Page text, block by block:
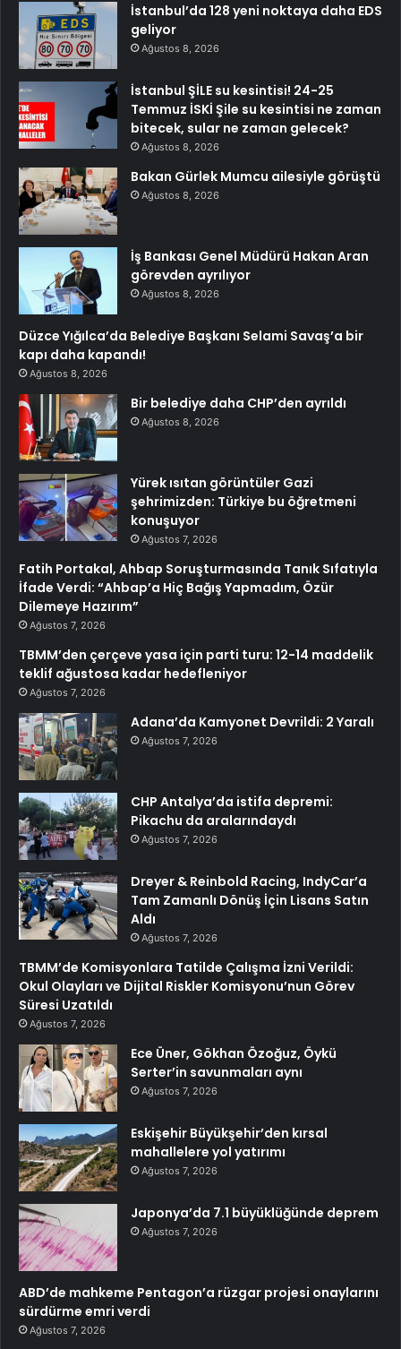
İstanbul’da 128 yeni noktaya daha EDS
geliyor
Ağustos 8, 2026
İstanbul ŞİLE su kesintisi! 24-25
Temmuz İSKİ Şile su kesintisi ne zaman
bitecek, sular ne zaman gelecek?
Ağustos 8, 2026
Bakan Gürlek Mumcu ailesiyle görüştü
Ağustos 8, 2026
İş Bankası Genel Müdürü Hakan Aran
görevden ayrılıyor
Ağustos 8, 2026
Düzce Yığılca’da Belediye Başkanı Selami Savaş’a bir
kapı daha kapandı!
Ağustos 8, 2026
Bir belediye daha CHP’den ayrıldı
Ağustos 8, 2026
Yürek ısıtan görüntüler Gazi
şehrimizden: Türkiye bu öğretmeni
konuşuyor
Ağustos 7, 2026
Fatih Portakal, Ahbap Soruşturmasında Tanık Sıfatıyla
İfade Verdi: “Ahbap’a Hiç Bağış Yapmadım, Özür
Dilemeye Hazırım”
Ağustos 7, 2026
TBMM’den çerçeve yasa için parti turu: 12-14 maddelik
teklif ağustosa kadar hedefleniyor
Ağustos 7, 2026
Adana’da Kamyonet Devrildi: 2 Yaralı
Ağustos 7, 2026
CHP Antalya’da istifa depremi:
Pikachu da aralarındaydı
Ağustos 7, 2026
Dreyer & Reinbold Racing, IndyCar’a
Tam Zamanlı Dönüş İçin Lisans Satın
Aldı
Ağustos 7, 2026
TBMM’de Komisyonlara Tatilde Çalışma İzni Verildi:
Okul Olayları ve Dijital Riskler Komisyonu’nun Görev
Süresi Uzatıldı
Ağustos 7, 2026
Ece Üner, Gökhan Özoğuz, Öykü
Serter’in savunmaları aynı
Ağustos 7, 2026
Eskişehir Büyükşehir’den kırsal
mahallelere yol yatırımı
Ağustos 7, 2026
Japonya’da 7.1 büyüklüğünde deprem
Ağustos 7, 2026
ABD’de mahkeme Pentagon’a rüzgar projesi onaylarını
sürdürme emri verdi
Ağustos 7, 2026